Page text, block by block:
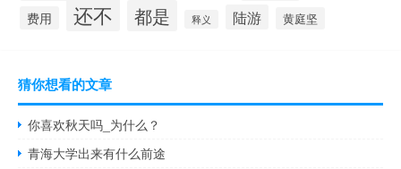
费用 还不 都是 释义 陆游 黄庭坚
猜你想看的文章
你喜欢秋天吗_为什么？
青海大学出来有什么前途